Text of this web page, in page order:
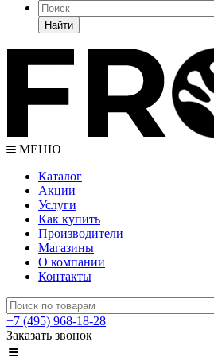
Найти
МЕНЮ
Каталог
Акции
Услуги
Как купить
Производители
Магазины
О компании
Контакты
+7 (495) 968-18-28
Заказать звонок